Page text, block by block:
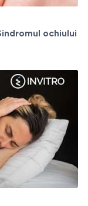
ochiului